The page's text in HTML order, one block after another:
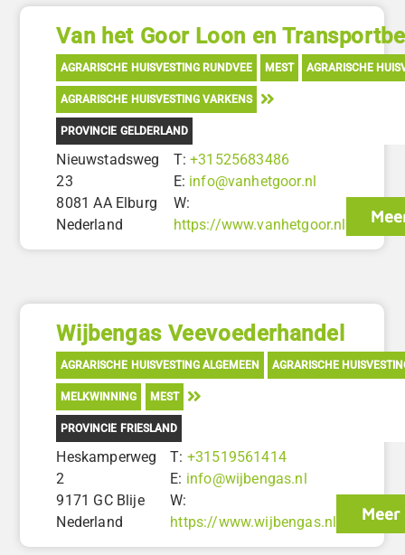
Van het Goor Loon en
AGRARISCHE HUISVESTING RUNDVEE MEST AGRARISCHE
AGRARISCHE HUISVESTING VARKENS
PROVINCIE GELDERLAND
Nieuwstadsweg
23
8081 AA Elburg
Nederland
T:+31525683486
E: info@vanhetgoor.nl
W:
https://www.vanhetgoor.nl
Wijbengas Veevoederhandel
AGRARISCHE HUISVESTING ALGEMEEN AGRARISCHE
MELKWINNING MEST
PROVINCIE FRIESLAND
Heskamperweg
2
9171 GC Blije
Nederland
T: +31519561414
E: info@wijbengas.nl
W:
https://www.wijbengas.nl